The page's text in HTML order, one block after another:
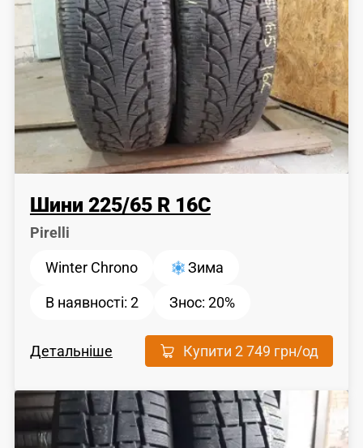
Шини 225/65 R 16C
Pirelli
Winter Chrono Зима
В наявності: 2 Знос:20%
Детальніше Купити2 749 грн/од